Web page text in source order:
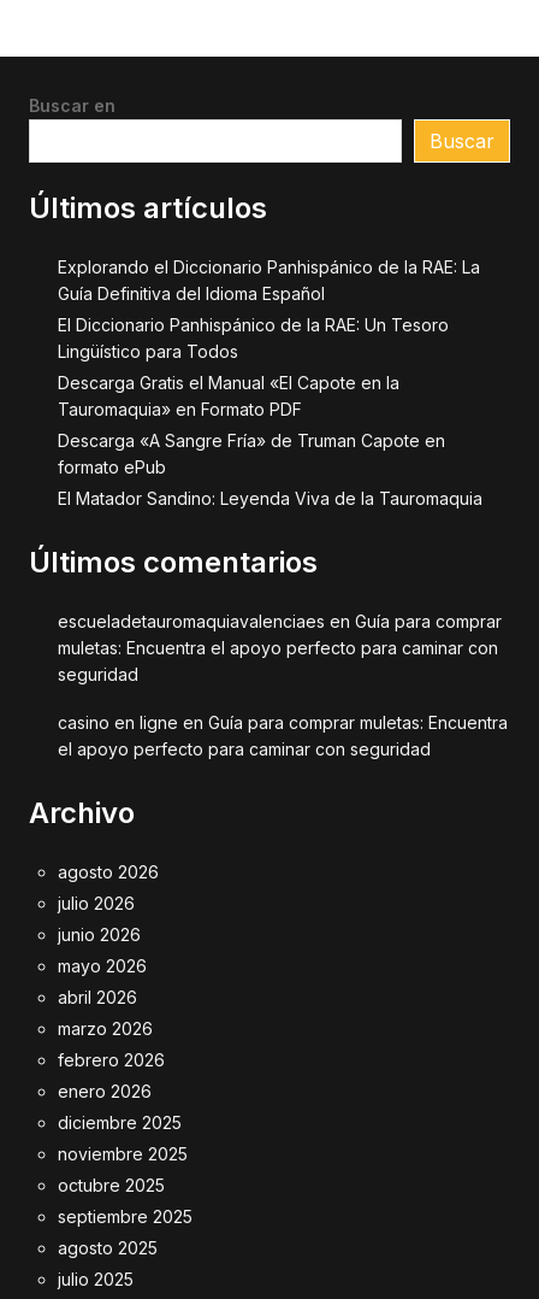
Buscar en
Buscar
Últimos artículos
Explorando el Diccionario Panhispánico de la RAE: La
Guía Definitiva del Idioma Español
El Diccionario Panhispánico de la RAE: Un Tesoro
Lingüístico para Todos
Descarga Gratis el Manual «El Capote en la
Tauromaquia» en Formato PDF
Descarga «A Sangre Fría» de Truman Capote en
formato ePub
El Matador Sandino: Leyenda Viva de la Tauromaquia
Últimos comentarios
escueladetauromaquiavalenciaes en Guía para comprar
muletas: Encuentra el apoyo perfecto para caminar con
seguridad
casino en ligne en Guía para comprar muletas: Encuentra
el apoyo perfecto para caminar con seguridad
Archivo
agosto 2026
julio 2026
junio 2026
mayo 2026
abril 2026
marzo 2026
febrero 2026
enero 2026
diciembre 2025
noviembre 2025
octubre 2025
septiembre 2025
agosto 2025
julio 2025